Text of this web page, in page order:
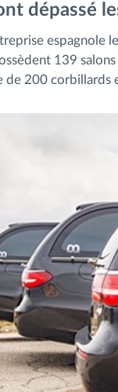
dépassé
espagnole
139
de 200